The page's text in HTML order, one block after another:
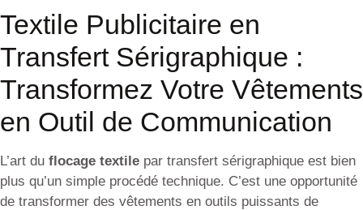
Textile Publicitaire en
Transfert Sérigraphique :
Transformez Votre Vêtements
en Outil de Communication
L’art du flocage textile par transfert sérigraphique est bien
plus qu’un simple procédé technique. C’est une opportunité
de transformer des vêtements en outils puissants de